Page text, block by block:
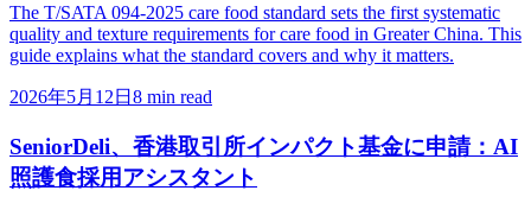
The T/SATA 094-2025 care food standard sets the first systematic
quality and texture requirements for care food in Greater China. This
guide explains what the standard covers and why it matters.
2026年5月12日 8 min read
SeniorDeli、香港取引所インパクト基金に申請：AI
照護食採用アシスタント